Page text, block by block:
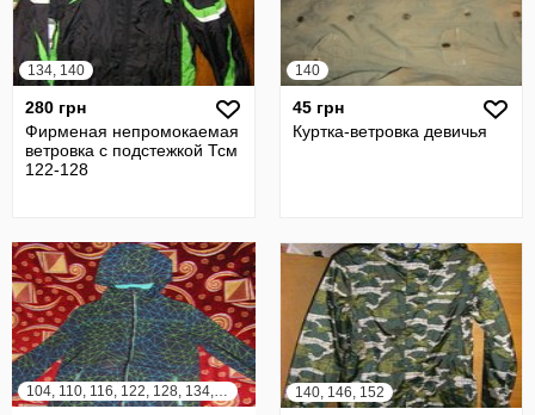
134, 140
280 грн
Фирменая непромокаемая
ветровка с подстежкой Тсм
122-128
140
45 грн
Куртка-ветровка девичья
104, 110, 116, 122, 128, 134, 140, 146, 152, 158 140, 146, 152